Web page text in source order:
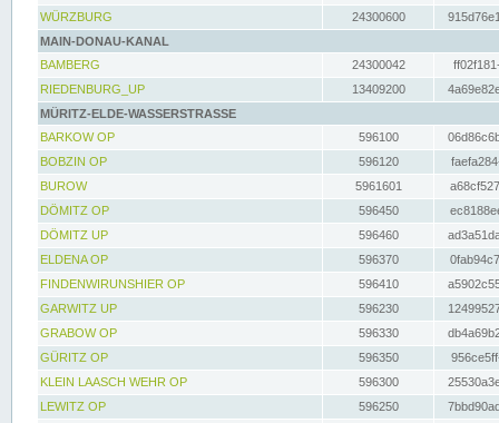
WÜRZBURG
24300600
MAIN-DONAU-KANAL
BAMBERG
24300042
RIEDENBURG_UP
13409200
MÜRITZ-ELDE-WASSERSTRASSE
BARKOW OP
596100
BOBZIN OP
596120
BUROW
5961601
DÖMITZ OP
596450
DÖMITZ UP
596460
ELDENA OP
596370
FINDENWIRUNSHIER OP
596410
GARWITZ UP
596230
GRABOW OP
596330
GÜRITZ OP
596350
KLEIN LAASCH WEHR OP
596300
LEWITZ OP
596250